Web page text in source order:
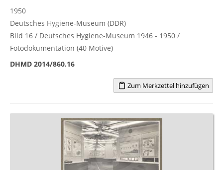
1950
Deutsches Hygiene-Museum (DDR)
Bild 16 / Deutsches Hygiene-Museum 1946 - 1950 /
Fotodokumentation (40 Motive)
DHMD 2014/860.16
Zum Merkzettel hinzufügen